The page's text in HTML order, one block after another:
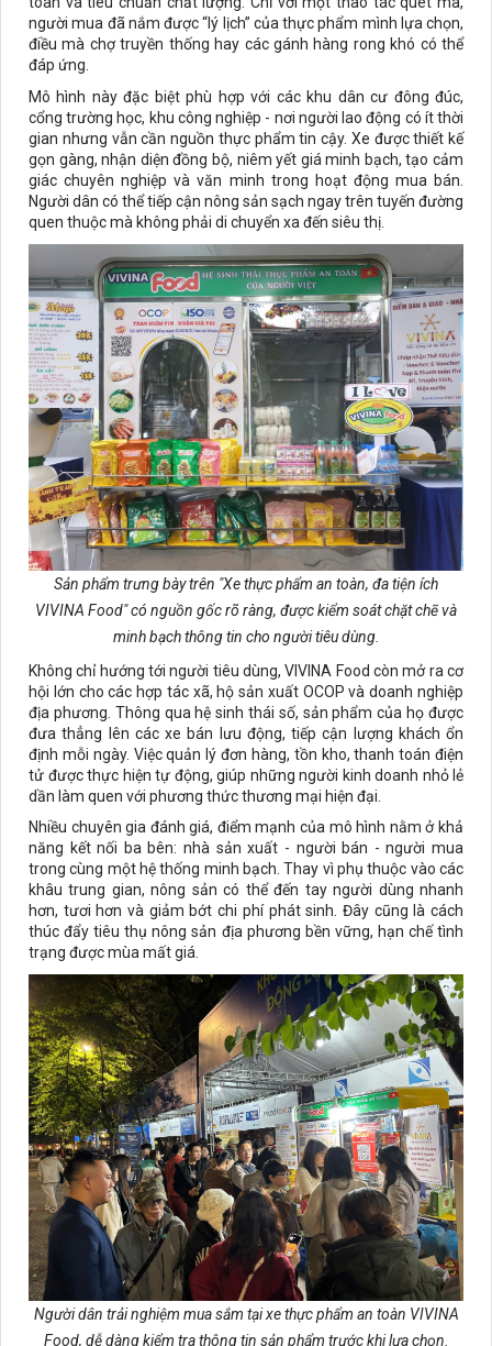
người mua đã nắm được “lý lịch” của thực phẩm mình lựa chọn,
điều mà chợ truyền thống hay các gánh hàng rong khó có thể
đáp ứng.
Mô hình này đặc biệt phù hợp với các khu dân cư đông đúc,
cổng trường học, khu công nghiệp - nơi người lao động có ít thời
gian nhưng vẫn cần nguồn thực phẩm tin cậy. Xe được thiết kế
gọn gàng, nhận diện đồng bộ, niêm yết giá minh bạch, tạo cảm
giác chuyên nghiệp và văn minh trong hoạt động mua bán.
Người dân có thể tiếp cận nông sản sạch ngay trên tuyến đường
quen thuộc mà không phải di chuyển xa đến siêu thị.
Sản phẩm trưng bày trên "Xe thực phẩm an toàn, đa tiện ích
VIVINA Food" có nguồn gốc rõ ràng, được kiểm soát chặt chẽ và
minh bạch thông tin cho người tiêu dùng.
Không chỉ hướng tới người tiêu dùng, VIVINA Food còn mở ra cơ
hội lớn cho các hợp tác xã, hộ sản xuất OCOP và doanh nghiệp
địa phương. Thông qua hệ sinh thái số, sản phẩm của họ được
đưa thẳng lên các xe bán lưu động, tiếp cận lượng khách ổn
định mỗi ngày. Việc quản lý đơn hàng, tồn kho, thanh toán điện
tử được thực hiện tự động, giúp những người kinh doanh nhỏ lẻ
dần làm quen với phương thức thương mại hiện đại.
Nhiều chuyên gia đánh giá, điểm mạnh của mô hình nằm ở khả
năng kết nối ba bên: nhà sản xuất - người bán - người mua
trong cùng một hệ thống minh bạch. Thay vì phụ thuộc vào các
khâu trung gian, nông sản có thể đến tay người dùng nhanh
hơn, tươi hơn và giảm bớt chi phí phát sinh. Đây cũng là cách
thúc đẩy tiêu thụ nông sản địa phương bền vững, hạn chế tình
trạng được mùa mất giá.
Người dân trải nghiệm mua sắm tại xe thực phẩm an toàn VIVINA
Food, dễ dàng kiểm tra thông tin sản phẩm trước khi lựa chọn.